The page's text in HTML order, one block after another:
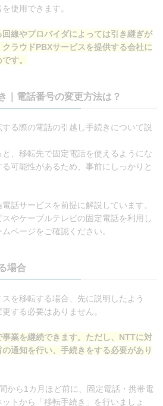
使用できます。
線やプロバイダによっては引き継ぎが
ラウドPBXサービスを提供する会社に
す。
｜電話番号の変更方法は？
る際の電話の引越し手続きについて説
、移転先で固定電話を使えるようにな
可能性があるため、事前にしっかりと
話サービスを前提に解説しています。
やケーブルテレビの固定電話を利用し
ページをご確認ください。
場合
を移転する場合、先に説明したよう
する必要はありません。
業を継続できます。ただし、NTTに対
通知を行い、手続きをする必要があり
から1カ月ほど前に、固定電話・携帯電
トから「移転手続き」を行いましょ